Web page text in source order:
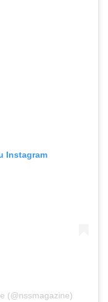
Instagram
(@nssmagazine)